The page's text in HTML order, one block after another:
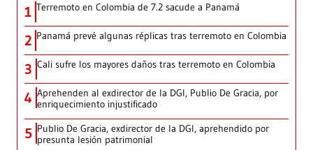
1 Terremoto en Colombia de 7.2 sacude a Panamá
2 Panamá prevé algunas réplicas tras terremoto en Colombia
3 Cali sufre los mayores daños tras terremoto en Colombia
4 Aprehenden al exdirector de la DGI, Publio De Gracia, por
enriquecimiento injustificado
5 Publio De Gracia, exdirector de la DGI, aprehendido por
presunta lesión patrimonial